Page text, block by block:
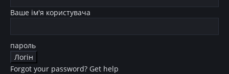
Ваше ім'я користувача
пароль
Forgot your password? Get help